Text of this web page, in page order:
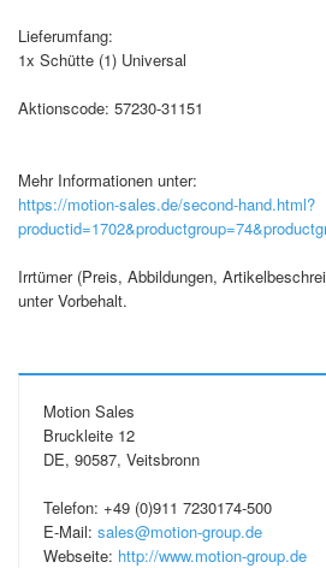
Lieferumfang:
1x Schütte (1) Universal
Aktionscode: 57230-31151
Mehr Informationen unter:
https://motion-sales.de/second-hand.html?
Irrtümer (Preis, Abbildungen,
unter Vorbehalt.
Motion Sales
Bruckleite 12
DE, 90587, Veitsbronn
Telefon: +49 (0)911 7230174-500
E-Mail: sales@motion-group.de
Webseite: http://www.motion-group.de